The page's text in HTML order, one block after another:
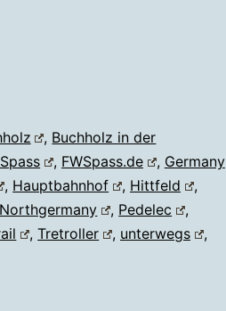
, Buchholz in der
, FWSpass.de , Germany
, Hauptbahnhof , Hittfeld
,
Northgermany , Pedelec
,
,Tretroller , unterwegs
,